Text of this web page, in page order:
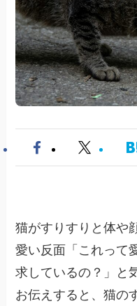
猫がすりすりと体や
愛い反面「これって
求しているの？」と
お伝えすると、猫の